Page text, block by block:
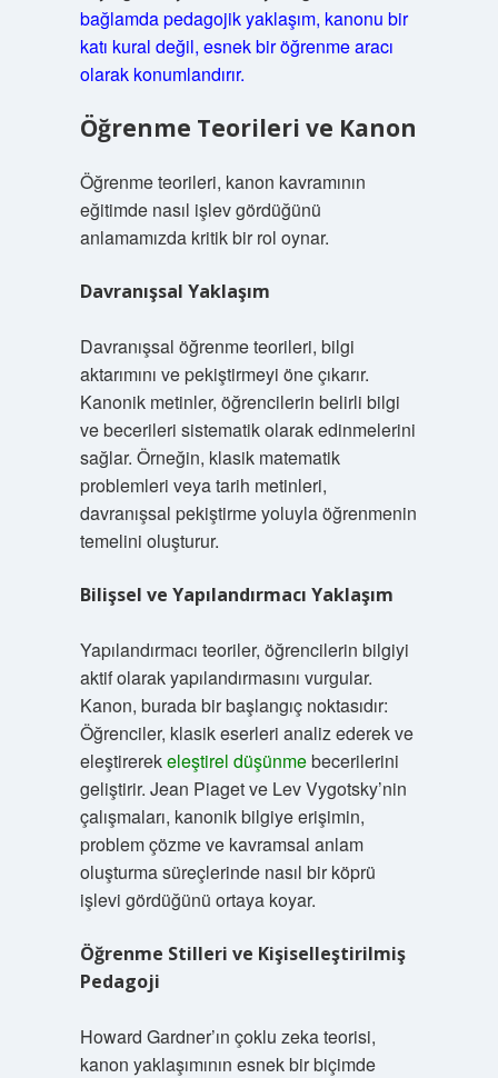
bağlamda pedagojik yaklaşım, kanonu bir
katı kural değil, esnek bir öğrenme aracı
olarak konumlandırır.
Öğrenme Teorileri ve Kanon
Öğrenme teorileri, kanon kavramının
eğitimde nasıl işlev gördüğünü
anlamamızda kritik bir rol oynar.
Davranışsal Yaklaşım
Davranışsal öğrenme teorileri, bilgi
aktarımını ve pekiştirmeyi öne çıkarır.
Kanonik metinler, öğrencilerin belirli bilgi
ve becerileri sistematik olarak edinmelerini
sağlar. Örneğin, klasik matematik
problemleri veya tarih metinleri,
davranışsal pekiştirme yoluyla öğrenmenin
temelini oluşturur.
Bilişsel ve Yapılandırmacı Yaklaşım
Yapılandırmacı teoriler, öğrencilerin bilgiyi
aktif olarak yapılandırmasını vurgular.
Kanon, burada bir başlangıç noktasıdır:
Öğrenciler, klasik eserleri analiz ederek ve
eleştirerekeleştirel düşünmebecerilerini
geliştirir. Jean Piaget ve Lev Vygotsky’nin
çalışmaları, kanonik bilgiye erişimin,
problem çözme ve kavramsal anlam
oluşturma süreçlerinde nasıl bir köprü
işlevi gördüğünü ortaya koyar.
Öğrenme Stilleri ve Kişiselleştirilmiş
Pedagoji
Howard Gardner’ın çoklu zeka teorisi,
kanon yaklaşımının esnek bir biçimde